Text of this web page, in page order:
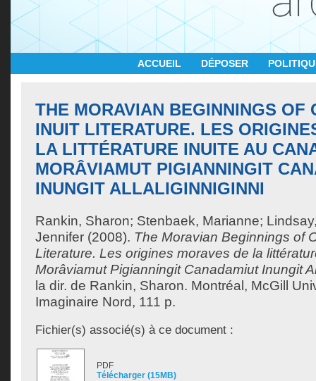
ACCUEIL DÉPOSER
THE MORAVIAN BEGINNINGS OF
INUIT LITERATURE. LES
LA LITTÉRATURE INUITE AU
MORÂVIAMUT PIGIANNINGIT
INUNGIT ALLALIGINNIGINNI
Rankin, Sharon; Stenbaek, Marianne;
Jennifer (2008). The Moravian Beginnings of
Literature. Les origines moraves de la
Morâviamut Pigianningit Canadamiut Inungit
la dir. de Rankin, Sharon. Montréal, McGill
Imaginaire Nord, 111 p.
Fichier(s) associé(s) à ce document :
PDF
Télécharger (15MB)